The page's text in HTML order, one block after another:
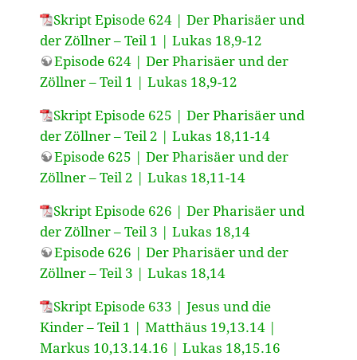
Skript Episode 624 | Der Pharisäer und
der Zöllner – Teil 1 | Lukas 18,9-12
Episode 624 | Der Pharisäer und der
Zöllner – Teil 1 | Lukas 18,9-12
Skript Episode 625 | Der Pharisäer und
der Zöllner – Teil 2 | Lukas 18,11-14
Episode 625 | Der Pharisäer und der
Zöllner – Teil 2 | Lukas 18,11-14
Skript Episode 626 | Der Pharisäer und
der Zöllner – Teil 3 | Lukas 18,14
Episode 626 | Der Pharisäer und der
Zöllner – Teil 3 | Lukas 18,14
Skript Episode 633 | Jesus und die
Kinder – Teil 1 | Matthäus 19,13.14 |
Markus 10,13.14.16 | Lukas 18,15.16